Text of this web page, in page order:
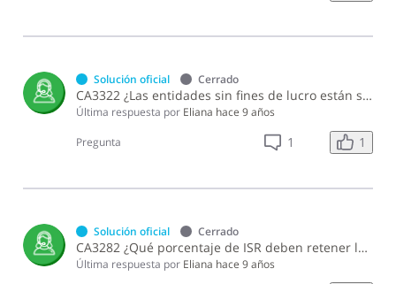
Solución oficial Cerrado
CA3322 ¿Las entidades sin fines de lucro están sujetas a la retención del ITBIS cuando prestan servicios gravados a otras sociedades?
Última respuesta por Eliana hace 9 años
Pregunta 1 1
Solución oficial Cerrado
CA3282 ¿Qué porcentaje de ISR deben retener las administradoras de fondos de inversión sobre los montos pagados o acreditados a los beneficiarios de los fondos?
Última respuesta por Eliana hace 9 años